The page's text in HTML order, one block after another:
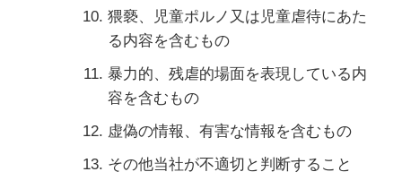
猥褻、児童ポルノ又は児童虐待にあた
る内容を含むもの
暴力的、残虐的場面を表現している内
容を含むもの
虚偽の情報、有害な情報を含むもの
その他当社が不適切と判断すること